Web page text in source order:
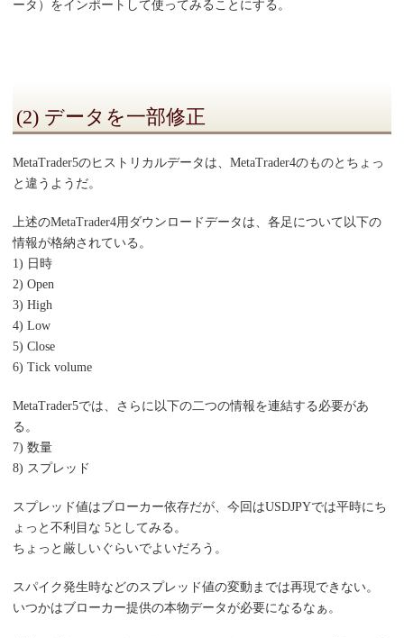
ータ）をインポートして使ってみることにする。
(2) データを一部修正
MetaTrader5のヒストリカルデータは、MetaTrader4のものとちょっ
と違うようだ。
上述のMetaTrader4用ダウンロードデータは、各足について以下の
情報が格納されている。
1) 日時
2) Open
3) High
4) Low
5) Close
6) Tick volume
MetaTrader5では、さらに以下の二つの情報を連結する必要があ
る。
7) 数量
8) スプレッド
スプレッド値はブローカー依存だが、今回はUSDJPYでは平時にち
ょっと不利目な 5としてみる。
ちょっと厳しいぐらいでよいだろう。
スパイク発生時などのスプレッド値の変動までは再現できない。
いつかはブローカー提供の本物データが必要になるなぁ。